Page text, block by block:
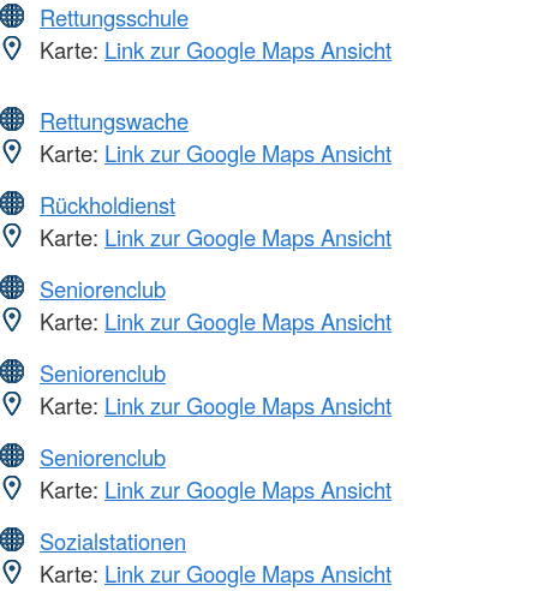
Rettungsschule
Karte: Link zur Google Maps Ansicht
Rettungswache
Karte: Link zur Google Maps Ansicht
Rückholdienst
Karte: Link zur Google Maps Ansicht
Seniorenclub
Karte: Link zur Google Maps Ansicht
Seniorenclub
Karte: Link zur Google Maps Ansicht
Seniorenclub
Karte: Link zur Google Maps Ansicht
Sozialstationen
Karte: Link zur Google Maps Ansicht